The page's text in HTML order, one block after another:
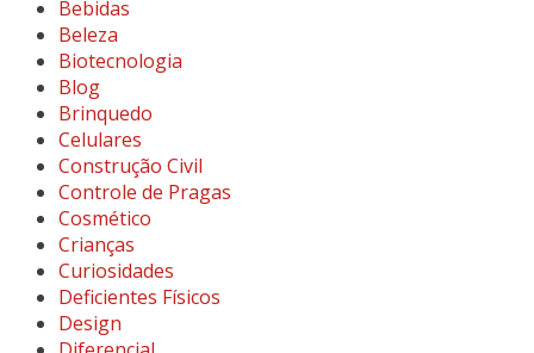
Bebidas
Beleza
Biotecnologia
Blog
Brinquedo
Celulares
Construção Civil
Controle de Pragas
Cosmético
Crianças
Curiosidades
Deficientes Físicos
Design